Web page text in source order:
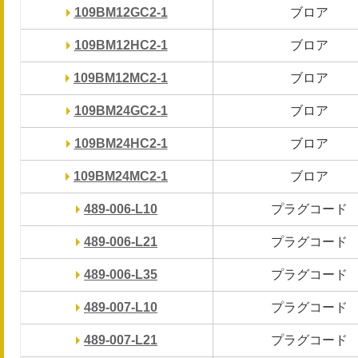
109BM12GC2-1 ブロア
109BM12HC2-1 ブロア
109BM12MC2-1 ブロア
109BM24GC2-1 ブロア
109BM24HC2-1 ブロア
109BM24MC2-1 ブロア
489-006-L10 プラグコード
489-006-L21 プラグコード
489-006-L35 プラグコード
489-007-L10 プラグコード
489-007-L21 プラグコード
109BM12GC2-1 ブロア
109BM12HC2-1 ブロア
109BM12MC2-1 ブロア
109BM24GC2-1 ブロア
109BM24HC2-1 ブロア
109BM24MC2-1 ブロア
489-006-L10 プラグコード
489-006-L21 プラグコード
489-006-L35 プラグコード
489-007-L10 プラグコード
489-007-L21 プラグコード